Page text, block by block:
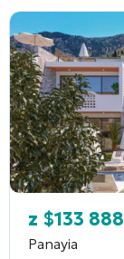
z $133 888
Panayia